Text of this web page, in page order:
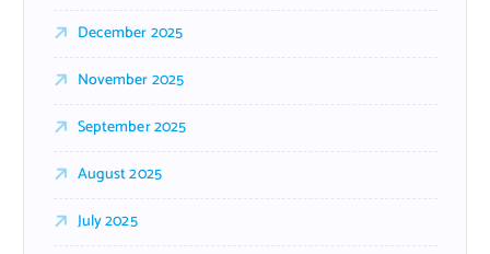
December 2025
November 2025
September 2025
August 2025
July 2025